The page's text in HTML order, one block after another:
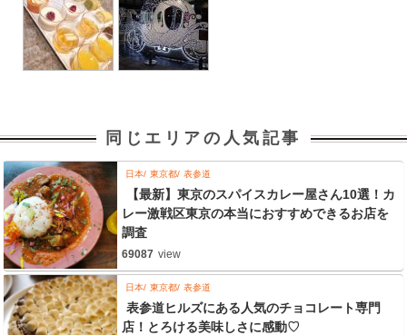
同じエリアの人気記事
日本 東京都 表参道
【最新】東京のスパイスカレー屋さん10選！カ
レー激戦区東京の本当におすすめできるお店を
調査
69087 view
日本 東京都 表参道
表参道ヒルズにある人気のチョコレート専門
店！とろける美味しさに感動♡